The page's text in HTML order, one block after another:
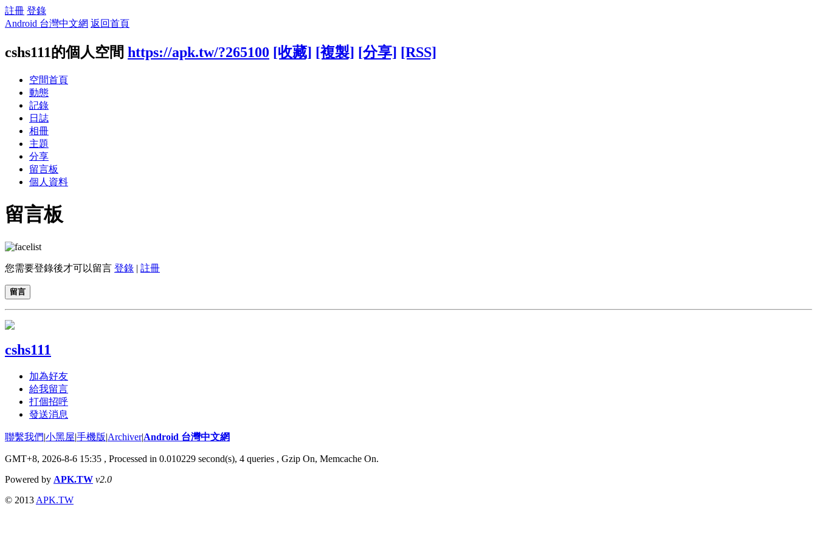
註冊 登錄
Android 台灣中文網 返回首頁
cshs111的個人空間 https://apk.tw/?265100 [收藏] [複製] [分享] [RSS]
空間首頁
動態
記錄
日誌
相冊
主題
分享
留言板
個人資料
留言板
您需要登錄後才可以留言 登錄 | 註冊
留言
cshs111
加為好友
給我留言
打個招呼
發送消息
聯繫我們|小黑屋|手機版|Archiver|Android 台灣中文網
GMT+8, 2026-8-6 15:35 , Processed in 0.010229 second(s), 4 queries , Gzip On, Memcache On.
Powered by APK.TW v2.0
© 2013 APK.TW